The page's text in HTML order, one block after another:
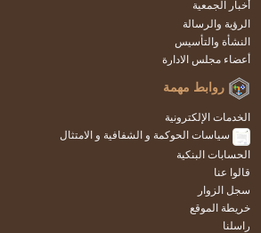
أخبار الجمعية
الرؤية والرسالة
النشأة والتأسيس
أعضاء مجلس الادارة
روابط مهمة
الخدمات الإلكترونية
سياسات الحوكمة و الشفافية و الامتثال
الحسابات البنكية
قالوا عنا
سجل الزوار
خريطة الموقع
راسلنا